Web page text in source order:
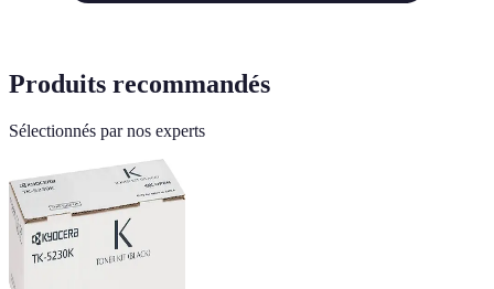
Produits recommandés
Sélectionnés par nos experts